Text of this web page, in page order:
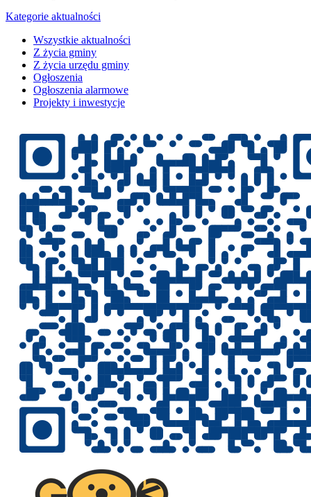
Kategorie aktualności
Wszystkie aktualności
Z życia gminy
Z życia urzędu gminy
Ogłoszenia
Ogłoszenia alarmowe
Projekty i inwestycje